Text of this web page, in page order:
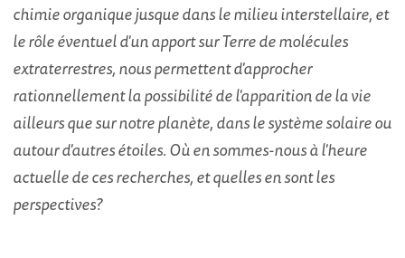
chimie organique jusque dans le milieu interstellaire, et
le rôle éventuel d'un apport sur Terre de molécules
extraterrestres, nous permettent d'approcher
rationnellement la possibilité de l'apparition de la vie
ailleurs que sur notre planète, dans le système solaire ou
autour d'autres étoiles. Où en sommes-nous à l'heure
actuelle de ces recherches, et quelles en sont les
perspectives?